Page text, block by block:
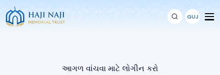
GUJ
આગળ વાંચવા માટે લોગીન કરો